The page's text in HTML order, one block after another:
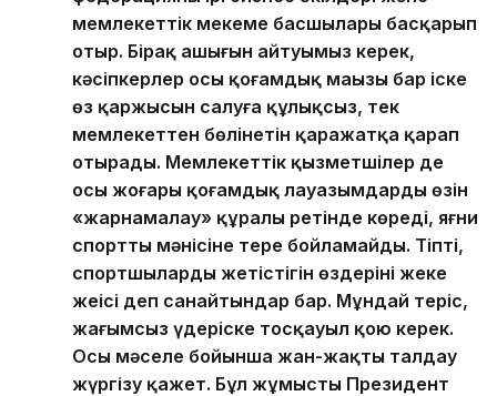
мемлекеттік мекеме басшылары басқарып
отыр. Бірақ ашығын айтуымыз керек,
кәсіпкерлер осы қоғамдық маңызы бар іске
өз қаржысын салуға құлықсыз, тек
мемлекеттен бөлінетін қаражатқа қарап
отырады. Мемлекеттік қызметшілер де
осы жоғары қоғамдық лауазымдарды өзін
«жарнамалау» құралы ретінде көреді, яғни
спорттың мәнісіне терең бойламайды. Тіпті,
спортшылардың жетістігін өздерінің жеке
жеңісі деп санайтындар бар. Мұндай теріс,
жағымсыз үдеріске тосқауыл қою керек.
Осы мәселе бойынша жан-жақты талдау
жүргізу қажет. Бұл жұмысты Президент